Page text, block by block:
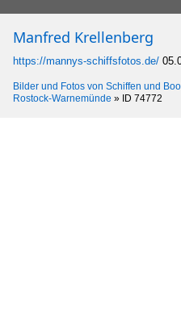
Manfred Krellenberg
https://mannys-schiffsfotos.de/
Bilder und Fotos von Schiffen und
Rostock-Warnemünde » ID 74772